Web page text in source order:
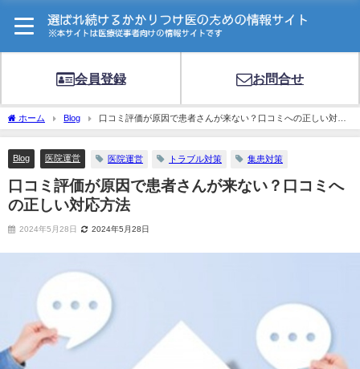
会員登録 お問合せ
ホーム Blog
口コミ評価が原因で患者さんが来ない？口コミへの正しい対応
方法
Blog 医院運営 医院運営 トラブル対策 集患対策
口コミ評価が原因で患者さんが来ない？口コミへ
の正しい対応方法
2024年5月28日 2024年5月28日